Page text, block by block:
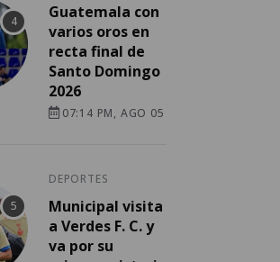
Guatemala con
varios oros en
recta final de
Santo Domingo
2026
07:14 PM, AGO 05
DEPORTES
Municipal visita
a Verdes F. C. y
va por su